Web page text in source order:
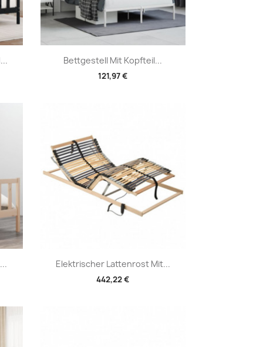
Bettgestell Mit Kopfteil...
121,97 €
Vorschau
Elektrischer Lattenrost Mit...
442,22 €
Vorschau